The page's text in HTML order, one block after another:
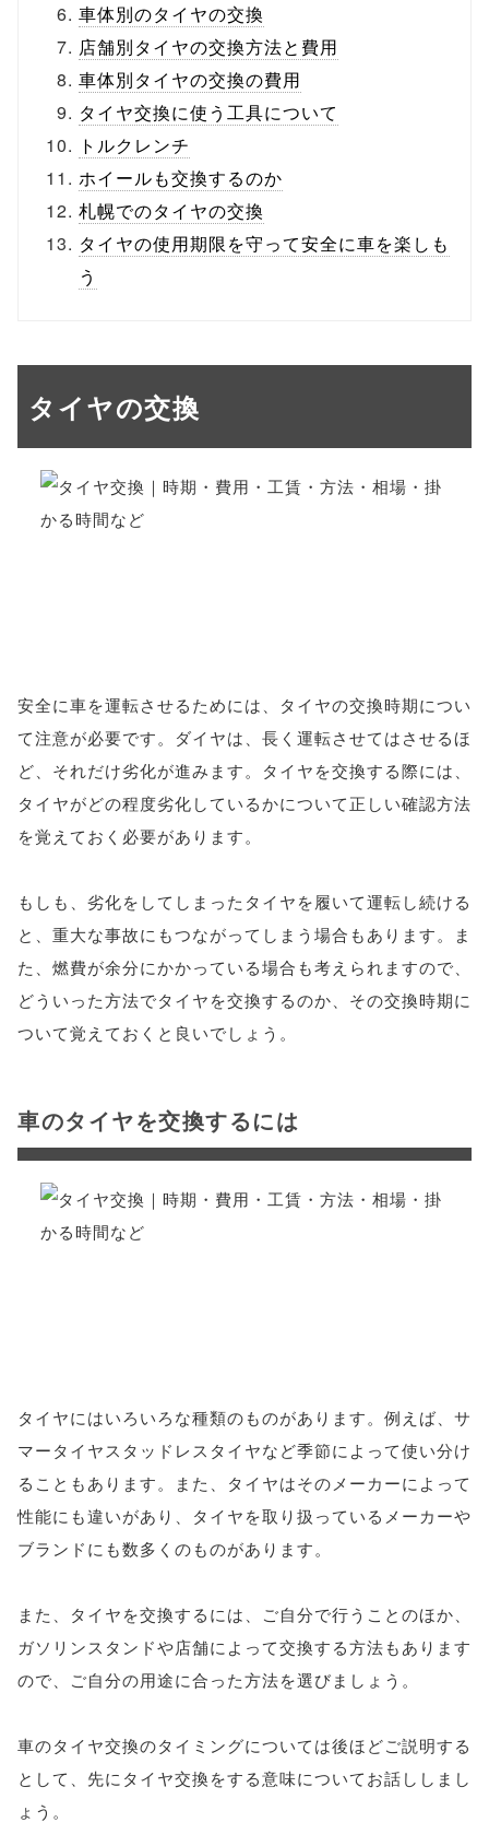
車体別のタイヤの交換
店舗別タイヤの交換方法と費用
車体別タイヤの交換の費用
タイヤ交換に使う工具について
トルクレンチ
ホイールも交換するのか
札幌でのタイヤの交換
タイヤの使用期限を守って安全に車を楽しも
う
タイヤの交換
安全に車を運転させるためには、タイヤの交換時期につい
て注意が必要です。ダイヤは、長く運転させてはさせるほ
ど、それだけ劣化が進みます。タイヤを交換する際には、
タイヤがどの程度劣化しているかについて正しい確認方法
を覚えておく必要があります。
もしも、劣化をしてしまったタイヤを履いて運転し続ける
と、重大な事故にもつながってしまう場合もあります。ま
た、燃費が余分にかかっている場合も考えられますので、
どういった方法でタイヤを交換するのか、その交換時期に
ついて覚えておくと良いでしょう。
車のタイヤを交換するには
タイヤにはいろいろな種類のものがあります。例えば、サ
マータイヤスタッドレスタイヤなど季節によって使い分け
ることもあります。また、タイヤはそのメーカーによって
性能にも違いがあり、タイヤを取り扱っているメーカーや
ブランドにも数多くのものがあります。
また、タイヤを交換するには、ご自分で行うことのほか、
ガソリンスタンドや店舗によって交換する方法もあります
ので、ご自分の用途に合った方法を選びましょう。
車のタイヤ交換のタイミングについては後ほどご説明する
として、先にタイヤ交換をする意味についてお話ししまし
ょう。